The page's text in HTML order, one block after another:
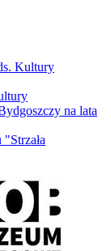
Kultury
na lata